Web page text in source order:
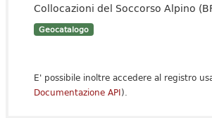
Collocazioni del Soccorso Alpino
Geocatalogo
E' possibile inoltre accedere al registro
Documentazione API).